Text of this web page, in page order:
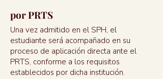
por PRTS
Una vez admitido en el SPH, el
estudiante será acompañado en su
proceso de aplicación directa ante el
PRTS, conforme a los requisitos
establecidos por dicha institución.